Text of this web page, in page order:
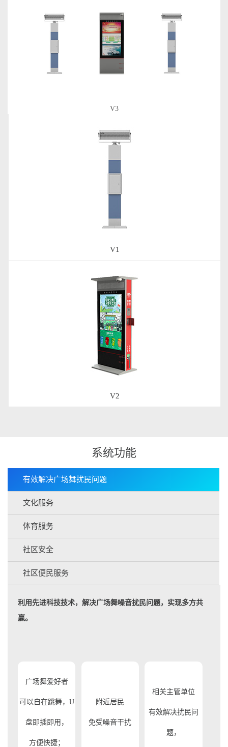
V3
V1
V2
系统功能
有效解决广场舞扰民问题
文化服务
体育服务
社区安全
社区便民服务
利用先进科技技术，解决广场舞噪音扰民问题，实现多方共
赢。
广场舞爱好者
可以自在跳舞，U
盘即插即用，
方便快捷；
附近居民
免受噪音干扰
相关主管单位
有效解决扰民问
题，